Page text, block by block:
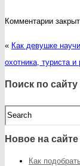
Комментарии
« Как девушке
охотника, туриста и
Поиск по сайту
Новое на сайте
Как